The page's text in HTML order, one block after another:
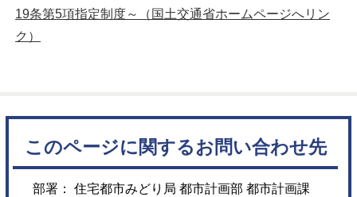
19条第5項指定制度～（国土交通省ホームページへリン
ク）
このページに関するお問い合わせ先
部署： 住宅都市みどり局 都市計画部 都市計画課